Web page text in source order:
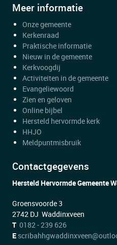
Meer informatie
Onze gemeente
Kerkenraad
Praktische informatie
Nieuw in de gemeente
Kerkvoogdij
Activiteiten in de gemeente
Evangeliewoord
Zien en geloven
Online bijbel
Hersteld hervormde kerk
HHJO
Meldpuntmisbruik
Contactgegevens
Hersteld Hervormde Gemeente
Groensvoorde 3
2742 DJ Waddinxveen
T 0182 - 239 626
E